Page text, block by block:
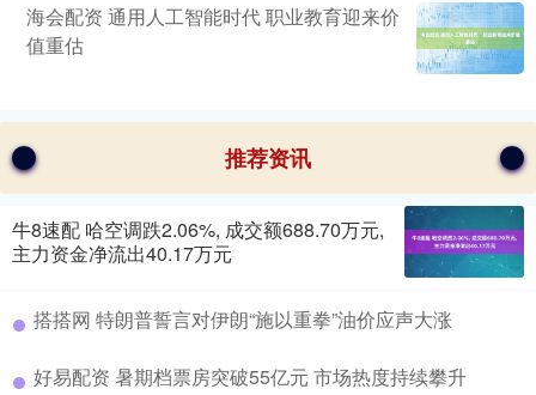
海会配资 通用人工智能时代 职业教育迎来价
值重估
推荐资讯
牛8速配 哈空调跌2.06%, 成交额688.70万元,
主力资金净流出40.17万元
搭搭网 特朗普誓言对伊朗“施以重拳”油价应声大涨
好易配资 暑期档票房突破55亿元 市场热度持续攀升